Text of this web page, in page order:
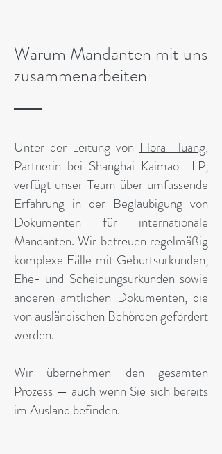
Warum Mandanten mit uns
zusammenarbeiten
Unter der Leitung von Flora Huang,
Partnerin bei Shanghai Kaimao LLP,
verfügt unser Team über umfassende
Erfahrung in der Beglaubigung von
Dokumenten für internationale
Mandanten. Wir betreuen regelmäßig
komplexe Fälle mit Geburtsurkunden,
Ehe- und Scheidungsurkunden sowie
anderen amtlichen Dokumenten, die
von ausländischen Behörden gefordert
werden.
Wir übernehmen den gesamten
Prozess — auch wenn Sie sich bereits
im Ausland befinden.